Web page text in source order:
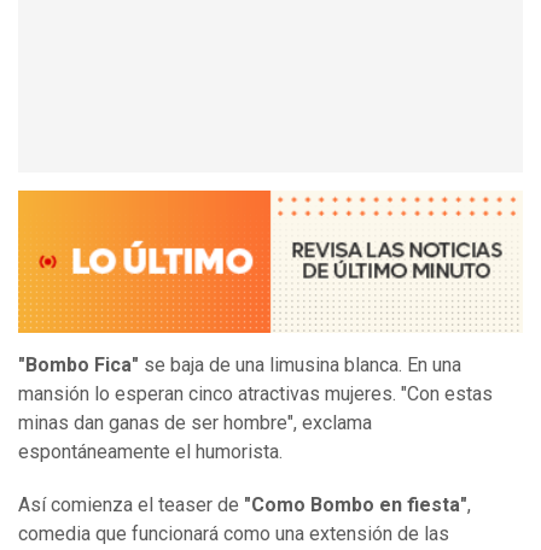
"Bombo Fica" se baja de una limusina blanca. En una
mansión lo esperan cinco atractivas mujeres. "Con estas
minas dan ganas de ser hombre", exclama
espontáneamente el humorista.
Así comienza el teaser de "Como Bombo en fiesta",
comedia que funcionará como una extensión de las